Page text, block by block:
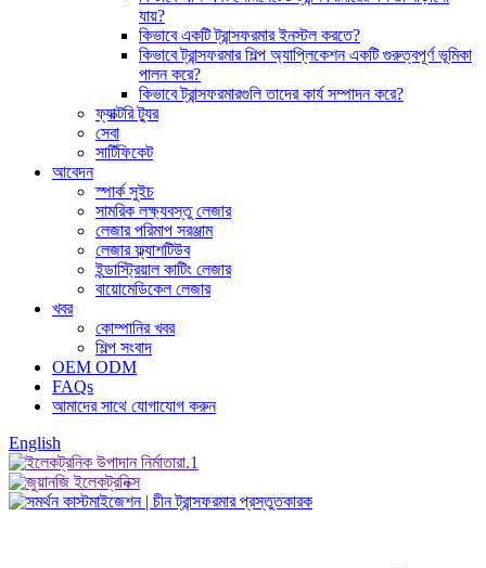
যায়?
কিভাবে একটি ট্রান্সফরমার ইনস্টল করতে?
কিভাবে ট্রান্সফরমার শিল্প অ্যাপ্লিকেশন একটি গুরুত্বপূর্ণ ভূমিকা
পালন করে?
কিভাবে ট্রান্সফরমারগুলি তাদের কার্য সম্পাদন করে?
ফ্যাক্টরি ট্যুর
সেবা
সার্টিফিকেট
আবেদন
স্পার্ক সুইচ
সামরিক লক্ষ্যবস্তু লেজার
লেজার পরিমাপ সরঞ্জাম
লেজার ফ্ল্যাশটিউব
ইন্ডাস্ট্রিয়াল কাটিং লেজার
বায়োমেডিকেল লেজার
খবর
কোম্পানির খবর
শিল্প সংবাদ
OEM ODM
FAQs
আমাদের সাথে যোগাযোগ করুন
English